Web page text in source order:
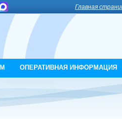
Главная
ОПЕРАТИВНАЯ ИНФОРМАЦИЯ